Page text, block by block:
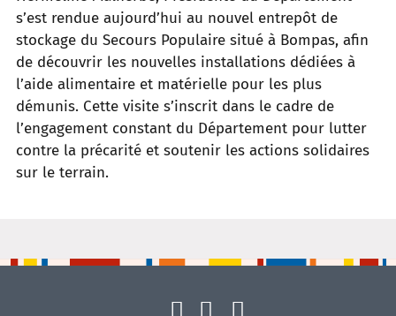
s’est rendue aujourd’hui au nouvel entrepôt de
stockage du Secours Populaire situé à Bompas, afin
de découvrir les nouvelles installations dédiées à
l’aide alimentaire et matérielle pour les plus
démunis. Cette visite s’inscrit dans le cadre de
l’engagement constant du Département pour lutter
contre la précarité et soutenir les actions solidaires
sur le terrain.